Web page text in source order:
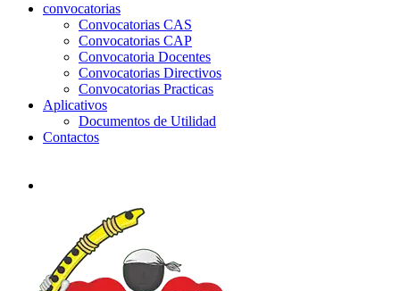
convocatorias
Convocatorias CAS
Convocatorias CAP
Convocatoria Docentes
Convocatorias Directivos
Convocatorias Practicas
Aplicativos
Documentos de Utilidad
Contactos